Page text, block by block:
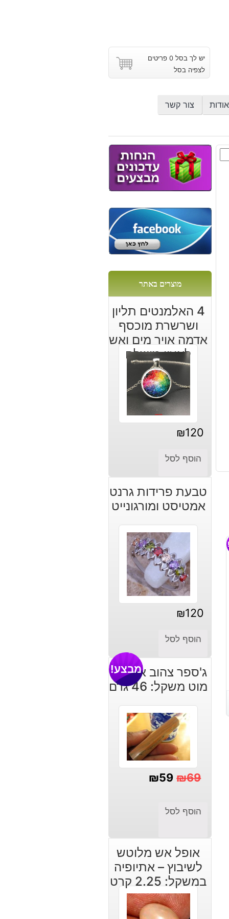
יש לך בסל 0 פריטים
לצפיה בסל
אודות צור קשר
מוצרים באתר
4 האלמנטים תליון
ושרשרת מוכסף
אדמה אויר מים ואש
לאיזון מושלם
₪120
הוסף לסל
טבעת פרידות גרנט
אמטיסט ומורגונייט
₪120
הוסף לסל
ג'ספר צהוב אדמדם
מוט משקל: 46 גרם
מבצע!
₪69
המקורי
₪69.
₪59
הנוכחי
₪59.
הוסף לסל
אופל אש מלוטש
לשיבוץ – אתיופיה
במשקל: 2.25 קרט